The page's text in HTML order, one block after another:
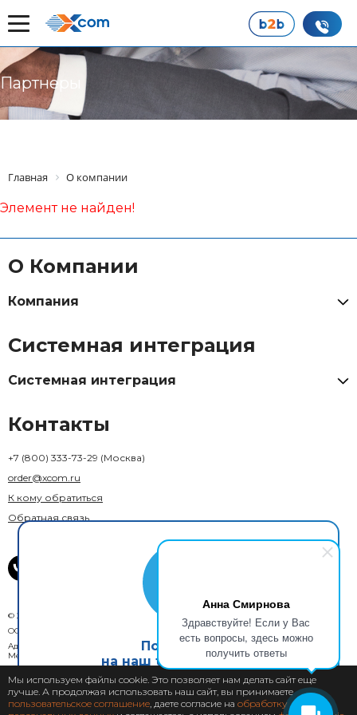
Анна Смирнова
Здравствуйте! Если у Вас
есть вопросы, здесь можно
получить ответы
Партнеры
Главная О компании
Элемент не найден!
О Компании
Компания
Системная интеграция
Системная интеграция
Контакты
+7 (800) 333-73-29 (Москва)
order@xcom.ru
К кому обратиться
Обратная связь
© 2018–2026 X-Com. Все права защищены.
ООО "М-инвест"
Адрес юридического лица: 129110, г. Москва, вн. тер. г. муниципальный округ
Мещанский, ул. Гиляровского, д. 36, стр. 1А, помещ. 1П
Пользовательское соглашение
Политика конфиденциальности
Подпишись
на наш telegram канал
Подписаться
Мы используем файлы cookie. Это позволяет нам делать сайт еще
лучше. А продолжая использовать наш сайт, вы принимаете
пользовательское соглашение, даете согласие на обработку